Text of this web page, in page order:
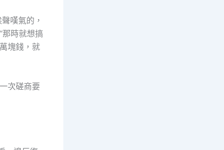
嘆氣的，
時就想搞
塊錢，就
次磋商要